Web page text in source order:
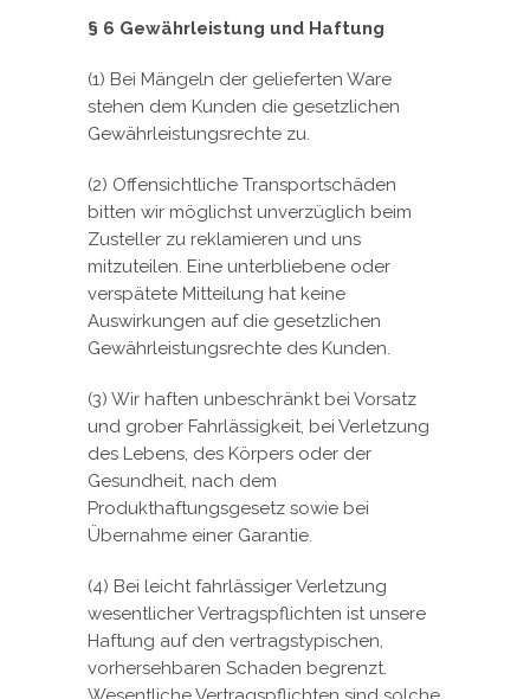
§ 6 Gewährleistung und Haftung
(1) Bei Mängeln der gelieferten Ware
stehen dem Kunden die gesetzlichen
Gewährleistungsrechte zu.
(2) Offensichtliche Transportschäden
bitten wir möglichst unverzüglich beim
Zusteller zu reklamieren und uns
mitzuteilen. Eine unterbliebene oder
verspätete Mitteilung hat keine
Auswirkungen auf die gesetzlichen
Gewährleistungsrechte des Kunden.
(3) Wir haften unbeschränkt bei Vorsatz
und grober Fahrlässigkeit, bei Verletzung
des Lebens, des Körpers oder der
Gesundheit, nach dem
Produkthaftungsgesetz sowie bei
Übernahme einer Garantie.
(4) Bei leicht fahrlässiger Verletzung
wesentlicher Vertragspflichten ist unsere
Haftung auf den vertragstypischen,
vorhersehbaren Schaden begrenzt.